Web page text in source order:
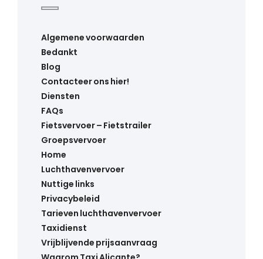
Algemene voorwaarden
Bedankt
Blog
Contacteer ons hier!
Diensten
FAQs
Fietsvervoer – Fietstrailer
Groepsvervoer
Home
Luchthavenvervoer
Nuttige links
Privacybeleid
Tarieven luchthavenvervoer
Taxidienst
Vrijblijvende prijsaanvraag